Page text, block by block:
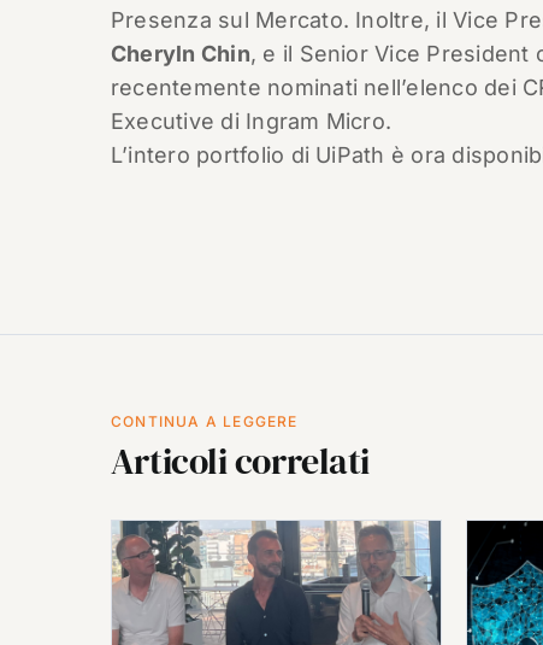
Presenza sul Mercato. Inoltre, il Vice
Cheryln Chin, e il Senior Vice President
recentemente nominati nell’elenco dei
Executive di Ingram Micro.
L’intero portfolio di UiPath è ora
CONTINUA A LEGGERE
Articoli correlati